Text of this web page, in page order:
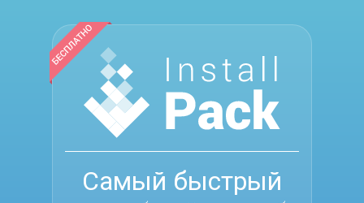
Самый быстрый